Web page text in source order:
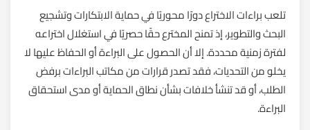
تلعب براءات الاختراع دورًا محوريًا في حماية الابتكارات وتشجيع
البحث والتطوير، إذ تمنح المخترع حقًا حصريًا في استغلال اختراعه
لفترة زمنية محددة. إلا أن الحصول على البراءة أو الحفاظ عليها لا
يخلو من التحديات، فقد تصدر قرارات من مكاتب البراءات برفض
الطلب، أو قد تنشأ خلافات بشأن نطاق الحماية أو مدى استحقاق
البراءة.